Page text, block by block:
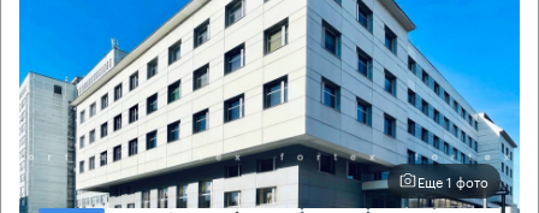
Еще 1 фото